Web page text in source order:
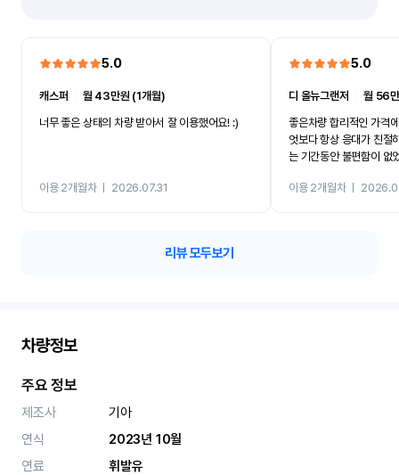
5.0
캐스퍼
월 43만원 (1개월)
너무 좋은 상태의 차량 받아서 잘 이용했어요! :)
이용 2개월차ㅣ 2026.07.31
5.0
디 올뉴그랜저 ㅣ월 56
좋은차량 합리적인 가격
엇보다 항상 응대가 친절
는 기간동안 불편함이 없
카 렌트 고민없이 강추합
이용 2개월차ㅣ
리뷰 모두보기
차량정보
주요 정보
제조사
기아
연식
2023년 10월
연료
휘발유